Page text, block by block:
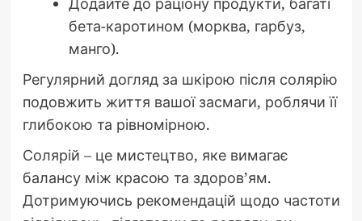
бета-каротином (морква, гарбуз,
манго).
Регулярний догляд за шкірою після солярію
подовжить життя вашої засмаги, роблячи її
глибокою та рівномірною.
Солярій – це мистецтво, яке вимагає
балансу між красою та здоров’ям.
Дотримуючись рекомендацій щодо частоти